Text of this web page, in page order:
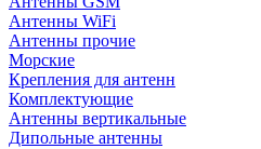
Антенны WiFi
Антенны прочие
Морские
Крепления для антенн
Комплектующие
Антенны вертикальные
Дипольные антенны